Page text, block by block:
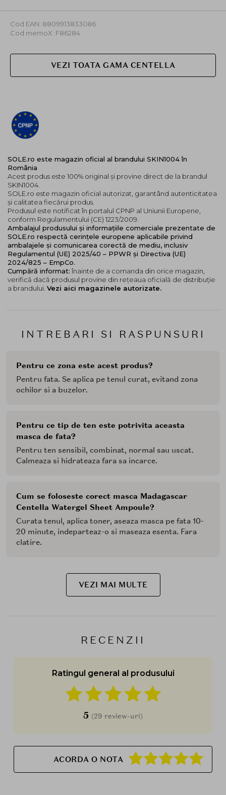
INTREBARI SI RASPUNSURI
Pentru ce zona este acest produs?
Pentru fata. Se aplica pe tenul curat, evitand zona
ochilor si a buzelor.
Pentru ce tip de ten este potrivita aceasta
masca de fata?
Pentru ten sensibil, combinat, normal sau uscat.
Calmeaza si hidrateaza fara sa incarce.
Cum se foloseste corect masca Madagascar
Centella Watergel Sheet Ampoule?
Curata tenul, aplica toner, aseaza masca pe fata 10-
20 minute, indeparteaz-o si maseaza esenta. Fara
clatire.
VEZI MAI MULTE
Cod EAN: 8809913833086
Cod memoX: F86284
VEZI TOATA GAMA CENTELLA
SOLE.ro este magazin oficial al brandului SKIN1004 în
România
Acest produs este 100% original și provine direct de la brandul
SKIN1004.
SOLE.ro este magazin oficial autorizat, garantând autenticitatea
și calitatea fiecărui produs.
Produsul este notificat în portalul CPNP al Uniunii Europene,
conform Regulamentului (CE) 1223/2009.
Ambalajul produsului și informațiile comerciale prezentate de
SOLE.ro respectă cerințele europene aplicabile privind
ambalajele și comunicarea corectă de mediu, inclusiv
Regulamentul (UE) 2025/40 – PPWR și Directiva (UE)
2024/825 – EmpCo.
Cumpără informat: înainte de a comanda din orice magazin,
verifică dacă produsul provine din rețeaua oficială de distribuție
a brandului. Vezi aici magazinele autorizate.
RECENZII
Ratingul general al produsului
5 (29 review-uri)
ACORDA O NOTA